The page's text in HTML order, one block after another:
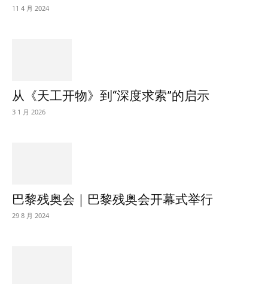
11 4 月 2024
从《天工开物》到“深度求索”的启示
3 1 月 2026
巴黎残奥会｜巴黎残奥会开幕式举行
29 8 月 2024